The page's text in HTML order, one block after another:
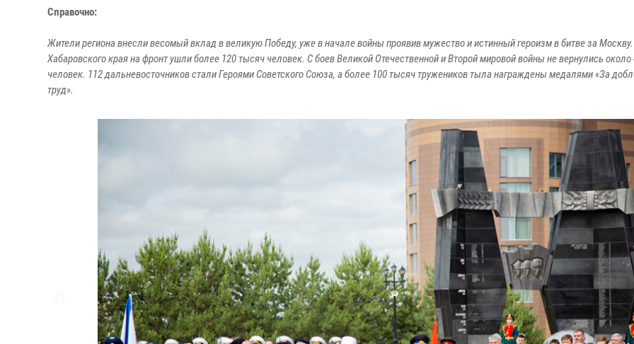
Справочно:
Жители региона внесли весомый вклад в великую Победу, уже в начале войны проявив мужество и истинный героизм в битве за
Хабаровского края на фронт ушли более 120 тысяч человек. С боев Великой Отечественной и Второй мировой войны не вернулись
человек. 112 дальневосточников стали Героями Советского Союза, а более 100 тысяч тружеников тыла награждены медалями «За
труд».